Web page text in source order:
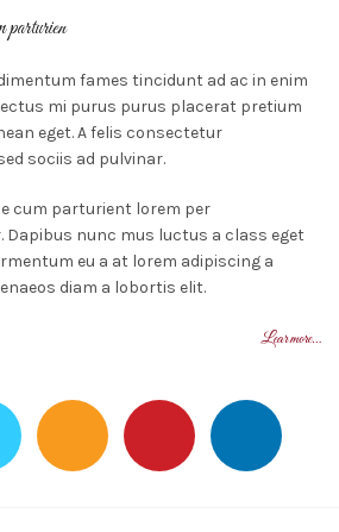
parturien
fames tincidunt ad ac in enim
mi purus purus placerat pretium
eget. A felis consectetur
sociis ad pulvinar.
cum parturient lorem per
Dapibus nunc mus luctus a class eget
eu a at lorem adipiscing a
diam a lobortis elit.
Lear more…